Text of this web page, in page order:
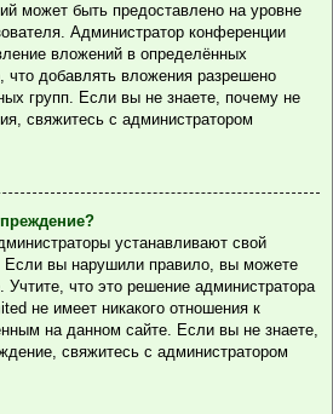
может быть предоставлено на уровне
Администратор конференции
вложений в определённых
добавлять вложения разрешено
групп. Если вы не знаете, почему не
свяжитесь с администратором
устанавливают свой
Если вы нарушили правило, вы можете
что это решение администратора
не имеет никакого отношения к
на данном сайте. Если вы не знаете,
свяжитесь с администратором